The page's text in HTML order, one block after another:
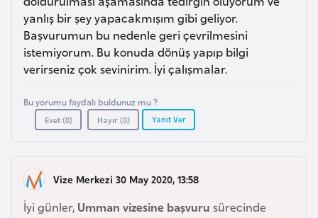
yanlış bir şey yapacakmışım gibi geliyor.
Başvurumun bu nedenle geri çevrilmesini
istemiyorum. Bu konuda dönüş yapıp bilgi
verirseniz çok sevinirim. İyi çalışmalar.
Bu yorumu faydalı buldunuz mu ?
Evet (0) Hayır (0) Yanıt Ver
Vize Merkezi 30 May 2020, 13:58
İyi günler, Umman vizesine başvuru sürecinde
A
z
e
r
b
a
n